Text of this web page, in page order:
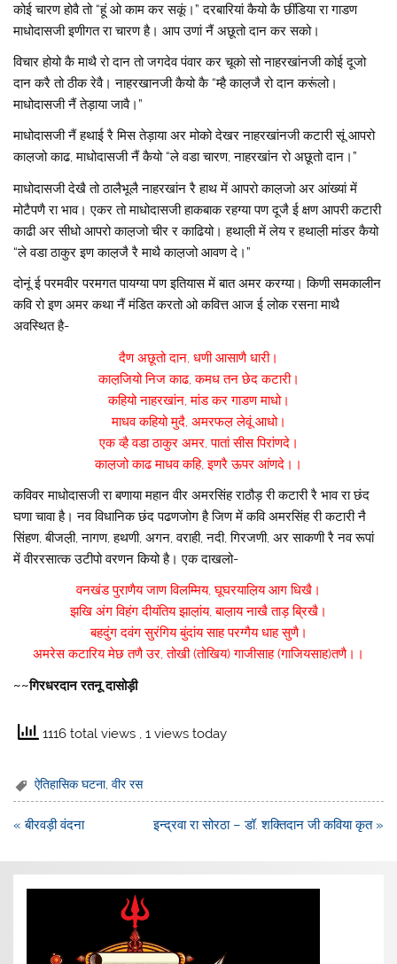
कोई चारण होवै तो “हूं ओ काम कर सकूं।” दरबारियां कैयो कै छींडिया रा गाडण
माधोदासजी इणीगत रा चारण है। आप उणां नैं अछूतो दान कर सको।
विचार होयो कै माथै रो दान तो जगदेव पंवार कर चूको सो नाहरखांनजी कोई दूजो
दान करै तो ठीक रेवै। नाहरखानजी कैयो कै “म्है काल़जै रो दान करूंलो।
माधोदासजी नैं तेड़ाया जावै।”
माधोदासजी नैं हथाई रै मिस तेड़ाया अर मोको देखर नाहरखांनजी कटारी सूं आपरो
काल़जो काढ, माधोदासजी नैं कैयो “ले वडा चारण, नाहरखांन रो अछूतो दान।”
माधोदासजी देखै तो ठालैभूलै नाहरखांन रै हाथ में आपरो काल़जो अर आंख्यां में
मोटैपणै रा भाव। एकर तो माधोदासजी हाकबाक रहग्या पण दूजै ई क्षण आपरी कटारी
काढी अर सीधो आपरो काल़जो चीर र काढियो। हथाल़ी में लेय र हथाल़ी मांडर कैयो
“ले वडा ठाकुर इण काल़जै रै माथै काल़जो आवण दे।”
दोनूं ई परमवीर परमगत पायग्या पण इतियास में बात अमर करग्या। किणी समकालीन
कवि रो इण अमर कथा नैं मंडित करतो ओ कवित्त आज ई लोक रसना माथै
अवस्थित है-
दैण अछूतो दान, धणी आसाणै धारी।
काल़जियो निज काढ, कमध तन छेद कटारी।
कहियो नाहरखांन, मांड कर गाडण माधो।
माधव कहियो मुदै, अमरफल़ लेवूं आधो।
एक व्है वडा ठाकुर अमर, पातां सीस पिरांणदे।
काल़जो काढ माधव कहि, इणरै ऊपर आंणदे।।
कविवर माधोदासजी रा बणाया महान वीर अमरसिंह राठौड़ री कटारी रै भाव रा छंद
घणा चावा है। नव विधानिक छंद पढणजोग है जिण में कवि अमरसिंह री कटारी नै
सिंहण, बीजल़ी, नागण, हथणी, अगन, वराही, नदी, गिरजणी, अर साकणी रै नव रूपां
में वीररसात्क उटीपो वरणन कियो है। एक दाखलो-
वनखंड पुराणैय जाण विलम्मिय, घूघरयाल़िय आग धिखै।
झखि अंग विहंग दीयंतिय झाल़ांय, बाल़ाय नाखै ताड़ ब्रिखै।
बहदुंग दवंग सुरंगिय बुंदांय साह परग्गैय धाह सुणै।
अमरेस कटारिय मेछ तणै उर, तोखी (तोखिय) गाजीसाह (गाजियसाह)तणै।।
~~गिरधरदान रतनू दासोड़ी
1116 total views , 1 views today
ऐतिहासिक घटना,वीर रस
Post
« बीरवड़ी वंदना इन्द्रवा रा सोरठा – डॉ. शक्तिदान जी कविया कृत »